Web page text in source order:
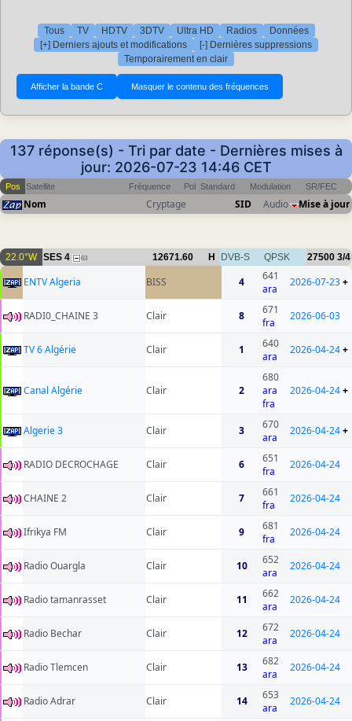
Tous TV HDTV 3DTV Ultra HD Radios
Données
[+] Derniers ajouts et modifications
[-] Dernières suppressions
Temporairement en clair
137 réponse(s) - Tri par date - Dernières mises à
jour: 2026-07-23 14:46 CET
Pos Satellite Fréquence Pol Standard Modulation SR/FEC
Nom Cryptage SID Audio Mise à jour
22.0°W SES 4 63 12671.60 H DVB-S QPSK 27500 3/4
ENTV Algeria BISS 4
641
ara
2026-07-23+
RADI0_CHAINE 3 Clair 8
671
fra
2026-06-03
TV 6 Algérie Clair 1
640
ara
2026-04-24+
Canal Algérie Clair 2
680
ara
fra
2026-04-24+
Algerie 3 Clair 3
670
ara
2026-04-24+
RADIO DECROCHAGE Clair 6
651
fra
2026-04-24
CHAINE 2 Clair 7
661
fra
2026-04-24
Ifrikya FM Clair 9
681
fra
2026-04-24
Radio Ouargla Clair 10
652
ara
2026-04-24
Radio tamanrasset Clair 11
662
ara
2026-04-24
Radio Bechar Clair 12
672
ara
2026-04-24
Radio Tlemcen Clair 13
682
ara
2026-04-24
Radio Adrar Clair 14
653
ara
2026-04-24